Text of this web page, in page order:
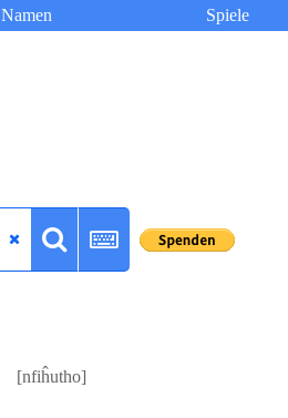
Namen Spiele
[nfiĥutho]